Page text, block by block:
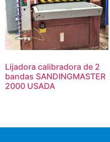
Lijadora calibradora de 2
bandas SANDINGMASTER
2000 USADA